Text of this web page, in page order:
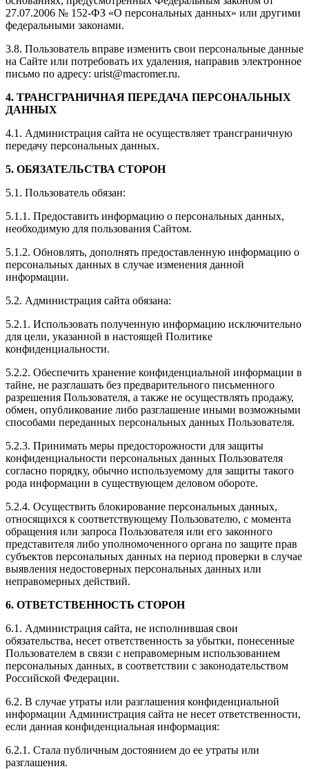
27.07.2006 № 152-ФЗ «О персональных данных» или другими
федеральными законами.
3.8. Пользователь вправе изменить свои персональные данные
на Сайте или потребовать их удаления, направив электронное
письмо по адресу: urist@macromer.ru.
4. ТРАНСГРАНИЧНАЯ ПЕРЕДАЧА ПЕРСОНАЛЬНЫХ
ДАННЫХ
4.1. Администрация сайта не осуществляет трансграничную
передачу персональных данных.
5. ОБЯЗАТЕЛЬСТВА СТОРОН
5.1. Пользователь обязан:
5.1.1. Предоставить информацию о персональных данных,
необходимую для пользования Сайтом.
5.1.2. Обновлять, дополнять предоставленную информацию о
персональных данных в случае изменения данной
информации.
5.2. Администрация сайта обязана:
5.2.1. Использовать полученную информацию исключительно
для цели, указанной в настоящей Политике
конфиденциальности.
5.2.2. Обеспечить хранение конфиденциальной информации в
тайне, не разглашать без предварительного письменного
разрешения Пользователя, а также не осуществлять продажу,
обмен, опубликование либо разглашение иными возможными
способами переданных персональных данных Пользователя.
5.2.3. Принимать меры предосторожности для защиты
конфиденциальности персональных данных Пользователя
согласно порядку, обычно используемому для защиты такого
рода информации в существующем деловом обороте.
5.2.4. Осуществить блокирование персональных данных,
относящихся к соответствующему Пользователю, с момента
обращения или запроса Пользователя или его законного
представителя либо уполномоченного органа по защите прав
субъектов персональных данных на период проверки в случае
выявления недостоверных персональных данных или
неправомерных действий.
6. ОТВЕТСТВЕННОСТЬ СТОРОН
6.1. Администрация сайта, не исполнившая свои
обязательства, несет ответственность за убытки, понесенные
Пользователем в связи с неправомерным использованием
персональных данных, в соответствии с законодательством
Российской Федерации.
6.2. В случае утраты или разглашения конфиденциальной
информации Администрация сайта не несет ответственности,
если данная конфиденциальная информация:
6.2.1. Стала публичным достоянием до ее утраты или
разглашения.